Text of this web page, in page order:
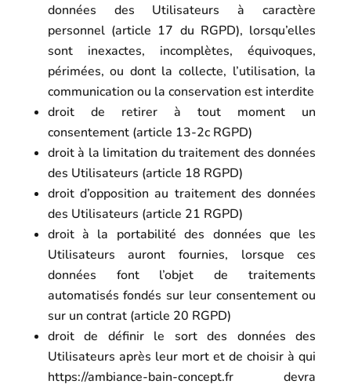
données des Utilisateurs à caractère
personnel (article 17 du RGPD), lorsqu’elles
sont inexactes, incomplètes, équivoques,
périmées, ou dont la collecte, l’utilisation, la
communication ou la conservation est interdite
droit de retirer à tout moment un
consentement (article 13-2c RGPD)
droit à la limitation du traitement des données
des Utilisateurs (article 18 RGPD)
droit d’opposition au traitement des données
des Utilisateurs (article 21 RGPD)
droit à la portabilité des données que les
Utilisateurs auront fournies, lorsque ces
données font l’objet de traitements
automatisés fondés sur leur consentement ou
sur un contrat (article 20 RGPD)
droit de définir le sort des données des
Utilisateurs après leur mort et de choisir à qui
https://ambiance-bain-concept.frdevra